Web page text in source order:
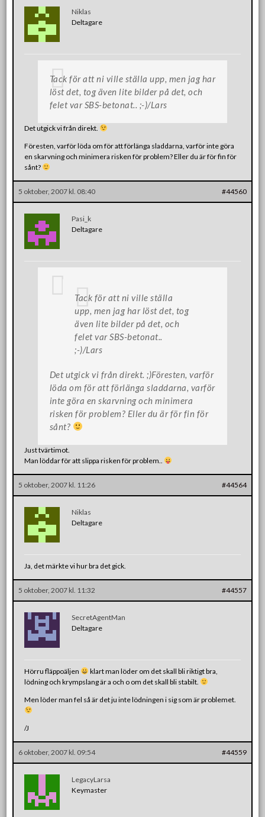
Niklas
Deltagare
Tack för att ni ville ställa upp, men jag har
löst det, tog även lite bilder på det, och
felet var SBS-betonat.. ;-)/Lars
Det utgick vi från direkt.
Föresten, varför löda om för att förlänga sladdarna, varför inte göra
en skarvning och minimera risken för problem? Eller du är för fin för
sånt?
5 oktober, 2007 kl. 08:40 #44560
Pasi_k
Deltagare
Tack för att ni ville ställa
upp, men jag har löst det, tog
även lite bilder på det, och
felet var SBS-betonat..
;-)/Lars
Det utgick vi från direkt. ;)Föresten, varför
löda om för att förlänga sladdarna, varför
inte göra en skarvning och minimera
risken för problem? Eller du är för fin för
sånt?
Just tvärtimot.
Man löddar för att slippa risken för problem..
5 oktober, 2007 kl. 11:26 #44564
Niklas
Deltagare
Ja, det märkte vi hur bra det gick.
5 oktober, 2007 kl. 11:32 #44557
SecretAgentMan
Deltagare
Hörru fläppoäljen
klart man löder om det skall bli riktigt bra,
lödning och krympslang är a och o om det skall bli stabilt.
Men löder man fel så är det ju inte lödningen i sig som är problemet.
/J
6 oktober, 2007 kl. 09:54 #44559
LegacyLarsa
Keymaster